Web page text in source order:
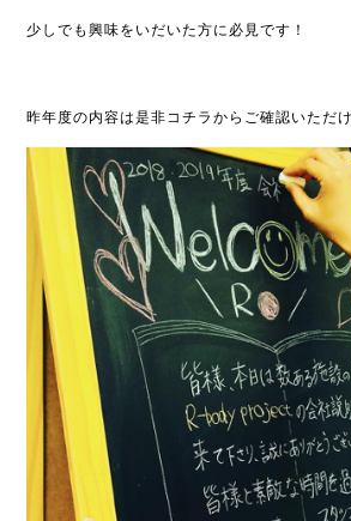
少しでも興味をいだいた方に必見です！
昨年度の内容は是非コチラからご確認いただけ